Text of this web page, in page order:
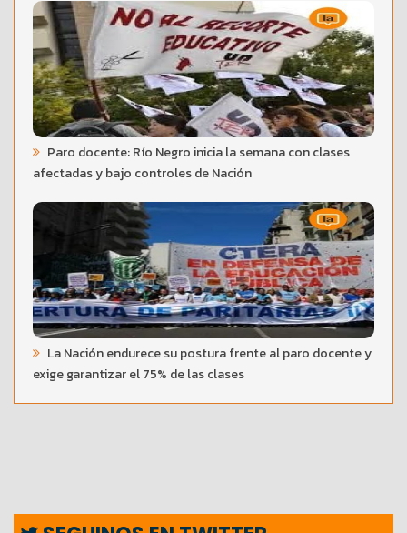
Paro docente: Río Negro inicia la semana con clases
afectadas y bajo controles de Nación
La Nación endurece su postura frente al paro docente y
exige garantizar el 75% de las clases